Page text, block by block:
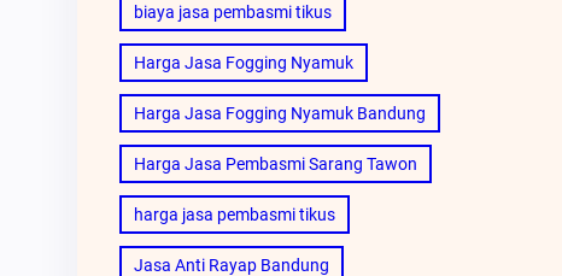
biaya jasa pembasmi tikus
Harga Jasa Fogging Nyamuk
Harga Jasa Fogging Nyamuk Bandung
Harga Jasa Pembasmi Sarang Tawon
harga jasa pembasmi tikus
Jasa Anti Rayap Bandung